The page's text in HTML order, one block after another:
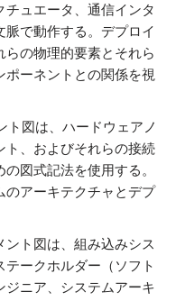
ュエータ、通信インタ
で動作する。デプロイ
らの物理的要素とそれら
ポーネントとの関係を視
ト図は、ハードウェアノ
ト、およびそれらの接続
図式記法を使用する。
のアーキテクチャとデプ
ント図は、組み込みシス
ークホルダー（ソフト
ジニア、システムアーキ